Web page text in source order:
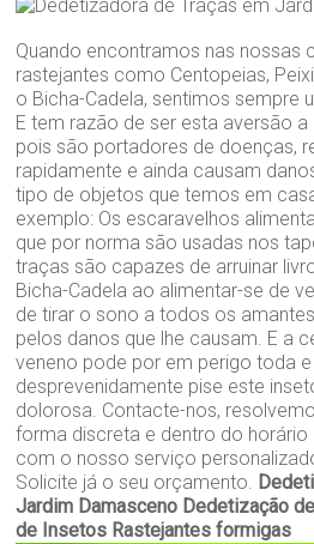
Quando encontramos nas nossas
rastejantes como Centopeias,
o Bicha-Cadela, sentimos sempre
E tem razão de ser esta aversão
pois são portadores de doenças,
rapidamente e ainda causam
tipo de objetos que temos em
exemplo: Os escaravelhos
que por norma são usadas nos
traças são capazes de arruinar
Bicha-Cadela ao alimentar-se de
de tirar o sono a todos os
pelos danos que lhe causam. E a
veneno pode por em perigo toda
desprevenidamente pise este
dolorosa. Contacte-nos,
forma discreta e dentro do horário
com o nosso serviço
Solicite já o seu orçamento.
Jardim Damasceno Dedetização
de Insetos Rastejantes formigas